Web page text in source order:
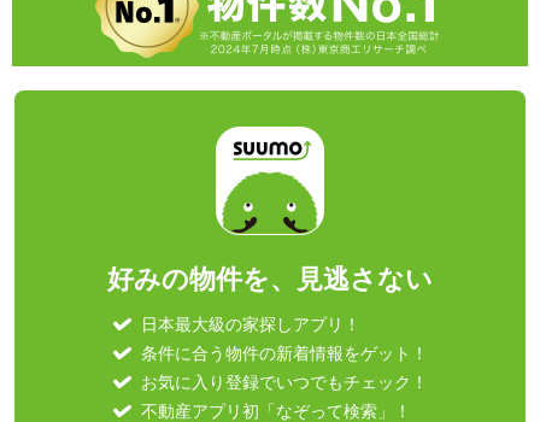
好みの物件を、見逃さない
日本最大級の家探しアプリ！
条件に合う物件の新着情報をゲット！
お気に入り登録でいつでもチェック！
不動産アプリ初「なぞって検索」！